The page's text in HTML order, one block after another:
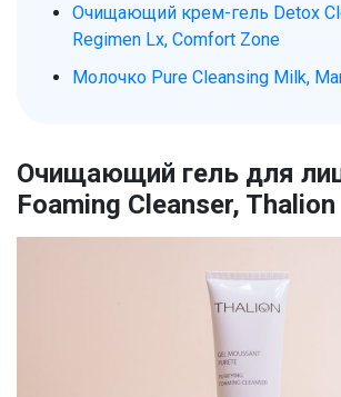
Очищающий крем-гель Detox
Regimen Lx, Comfort Zone
Молочко Pure Cleansing Milk,
Очищающий гель для
Foaming Cleanser, Thalion